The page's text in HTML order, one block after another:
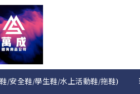
/安全鞋/學生鞋/水上活動鞋/拖鞋)